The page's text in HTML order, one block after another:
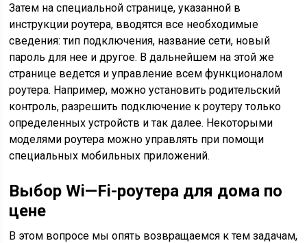
Затем на специальной странице, указанной в
инструкции роутера, вводятся все необходимые
сведения: тип подключения, название сети, новый
пароль для нее и другое. В дальнейшем на этой же
странице ведется и управление всем функционалом
роутера. Например, можно установить родительский
контроль, разрешить подключение к роутеру только
определенных устройств и так далее. Некоторыми
моделями роутера можно управлять при помощи
специальных мобильных приложений.
ВыборWi—Fi-роутера для дома по
цене
В этом вопросе мы опять возвращаемся к тем задачам,